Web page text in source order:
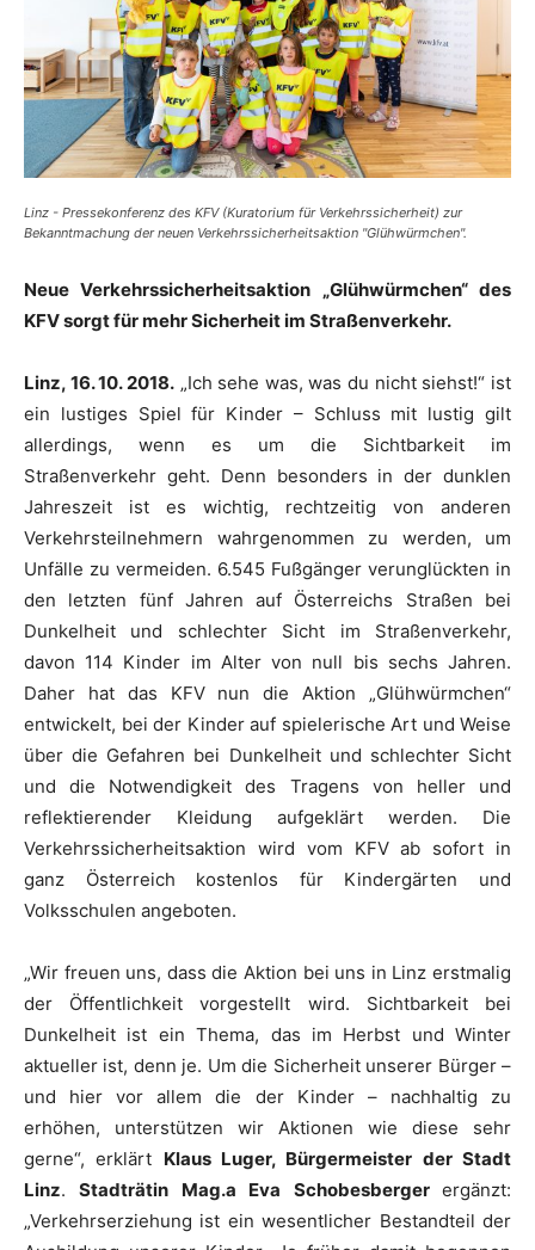
Linz - Pressekonferenz des KFV (Kuratorium für Verkehrssicherheit) zur
Bekanntmachung der neuen Verkehrssicherheitsaktion "Glühwürmchen".
Neue Verkehrssicherheitsaktion „Glühwürmchen“ des
KFV sorgt für mehr Sicherheit im Straßenverkehr.
Linz, 16. 10. 2018.„Ich sehe was, was du nicht siehst!“ ist
ein lustiges Spiel für Kinder – Schluss mit lustig gilt
allerdings, wenn es um die Sichtbarkeit im
Straßenverkehr geht. Denn besonders in der dunklen
Jahreszeit ist es wichtig, rechtzeitig von anderen
Verkehrsteilnehmern wahrgenommen zu werden, um
Unfälle zu vermeiden. 6.545 Fußgänger verunglückten in
den letzten fünf Jahren auf Österreichs Straßen bei
Dunkelheit und schlechter Sicht im Straßenverkehr,
davon 114 Kinder im Alter von null bis sechs Jahren.
Daher hat das KFV nun die Aktion „Glühwürmchen“
entwickelt, bei der Kinder auf spielerische Art und Weise
über die Gefahren bei Dunkelheit und schlechter Sicht
und die Notwendigkeit des Tragens von heller und
reflektierender Kleidung aufgeklärt werden. Die
Verkehrssicherheitsaktion wird vom KFV ab sofort in
ganz Österreich kostenlos für Kindergärten und
Volksschulen angeboten.
„Wir freuen uns, dass die Aktion bei uns in Linz erstmalig
der Öffentlichkeit vorgestellt wird. Sichtbarkeit bei
Dunkelheit ist ein Thema, das im Herbst und Winter
aktueller ist, denn je. Um die Sicherheit unserer Bürger –
und hier vor allem die der Kinder – nachhaltig zu
erhöhen, unterstützen wir Aktionen wie diese sehr
gerne“, erklärt Klaus Luger, Bürgermeister der Stadt
Linz.Stadträtin Mag.a Eva Schobesbergerergänzt:
„Verkehrserziehung ist ein wesentlicher Bestandteil der